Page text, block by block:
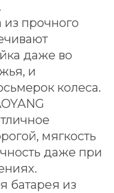
прочного
даже во
и
колеса.
мягкость
даже при
батарея из